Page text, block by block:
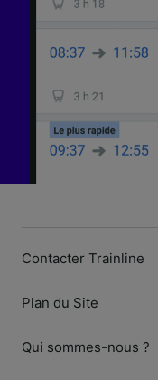
Contacter Trainline
Plan du Site
Qui sommes-nous ?